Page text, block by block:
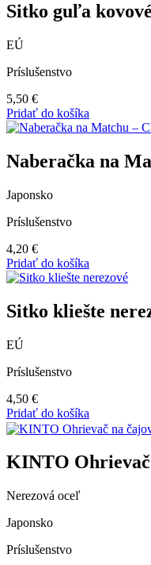
Sitko guľa kovové
EÚ
Príslušenstvo
5,50 €
Pridať do košíka
Naberačka na
Japonsko
Príslušenstvo
4,20 €
Pridať do košíka
Sitko kliešte
EÚ
Príslušenstvo
4,50 €
Pridať do košíka
KINTO Ohrievač
Nerezová oceľ
Japonsko
Príslušenstvo